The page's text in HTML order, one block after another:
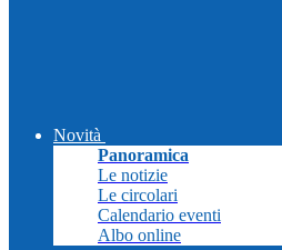
Novità
Panoramica
Le notizie
Le circolari
Calendario eventi
Albo online